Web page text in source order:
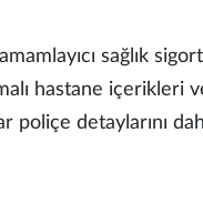
sağlık
hastane içerikleri
poliçe detaylarını